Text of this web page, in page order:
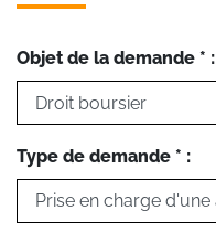
Objet de la demande * :
Type de demande * :